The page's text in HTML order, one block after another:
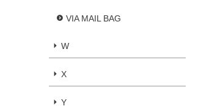
VIA MAIL BAG
W
X
Y